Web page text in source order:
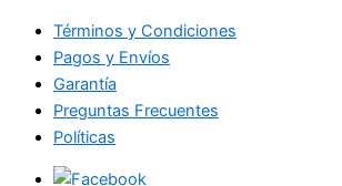
Términos y Condiciones
Pagos y Envíos
Garantía
Preguntas Frecuentes
Políticas